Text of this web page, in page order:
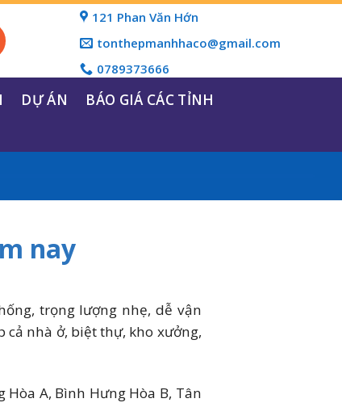
121 Phan Văn Hớn
tonthepmanhhaco@gmail.com
0789373666
DỰ ÁN
BÁO GIÁ CÁC TỈNH
nay
trọng lượng nhẹ, dễ vận
nhà ở, biệt thự, kho xưởng,
A, Bình Hưng Hòa B, Tân